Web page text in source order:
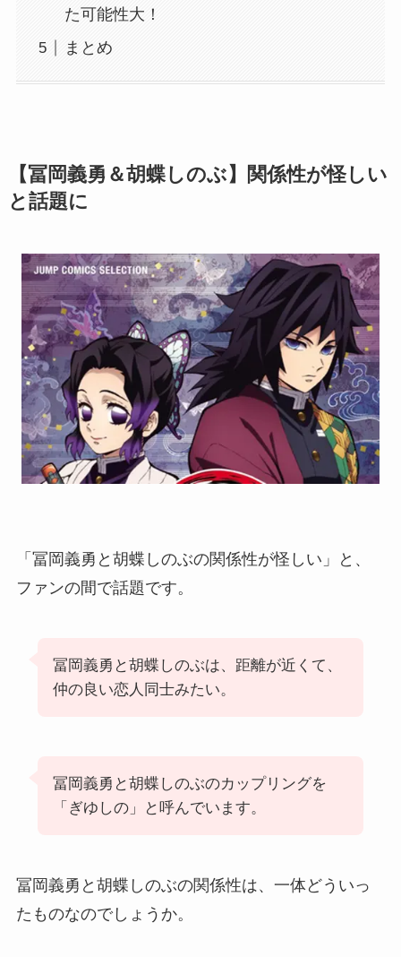
た可能性大！
まとめ
【冨岡義勇＆胡蝶しのぶ】関係性が怪しい
と話題に
「冨岡義勇と胡蝶しのぶの関係性が怪しい」と、
ファンの間で話題です。
冨岡義勇と胡蝶しのぶは、距離が近くて、
仲の良い恋人同士みたい。
冨岡義勇と胡蝶しのぶのカップリングを
「ぎゆしの」と呼んでいます。
冨岡義勇と胡蝶しのぶの関係性は、一体どういっ
たものなのでしょうか。